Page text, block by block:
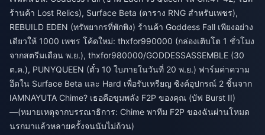
ร้านค้า Lost Relics), Surface Beta (ตาราง RNG สำหรับเพชร),
REBUILD EDEN (ทรัพยากรที่พักพิง) ร้านค้า Goddess Fall เพียงอย่าง
เดียวให้ 1000 เพชร โค้ดใหม่: thxfor990000 (กล่องเติบโต 1 ชั่วโมง
จากสตรีมเดือน พ.ย.), thxfor980000/GODDESSASSEMBLE (30
ต.ค.), PUNYQUEEN (ตั๋ว 10 ใบภายในวันที่ 20 พ.ย.) ฟาร์มค่าความ
อึดใน Surface Beta และ Hard เพื่อรับเหรียญ ซิงค์อุปกรณ์ 2 ชิ้นจาก
IAMNAYUTA Chime? เธอคือขุมพลัง F2P ของคุณ (บัฟ Burst II)
—(หมายเหตุจากบรรณาธิการ: Chime พาทีม F2P ของฉันผ่านโหมด
นรกมาแล้วหลายครั้งจนนับไม่ถ้วน)